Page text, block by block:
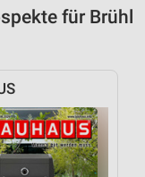
für Brühl
von